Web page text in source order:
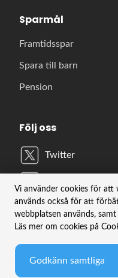
Sparmål
Framtidsspar
Spara till barn
Pension
Följ oss
Twitter
YouTube
Instagram
Vi använder cookies för att
används också för att
webbplatsen används,
Läs mer om cookies på
Godkänn samtliga